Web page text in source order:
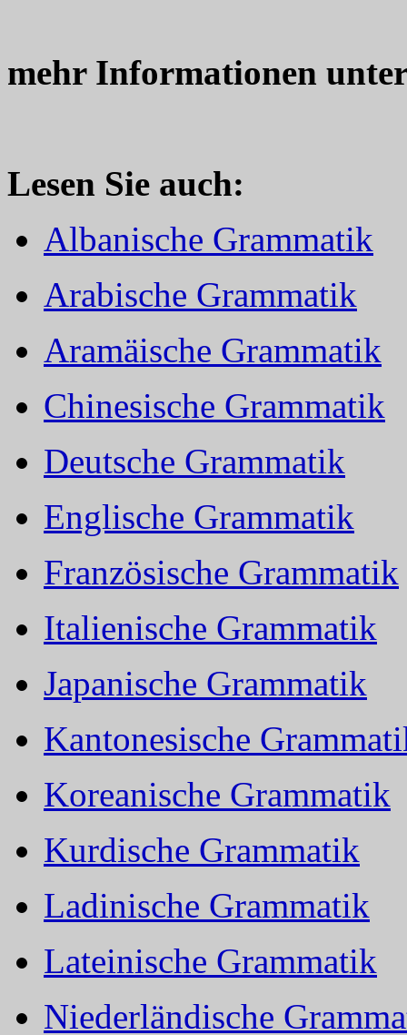
mehr Informationen
Lesen Sie auch:
Albanische Grammatik
Arabische Grammatik
Aramäische Grammatik
Chinesische Grammatik
Deutsche Grammatik
Englische Grammatik
Französische Grammatik
Italienische Grammatik
Japanische Grammatik
Kantonesische
Koreanische Grammatik
Kurdische Grammatik
Ladinische Grammatik
Lateinische Grammatik
Niederländische